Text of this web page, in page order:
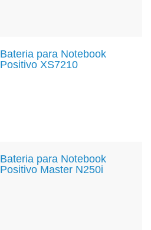
Bateria para Notebook
Positivo XS7210
Bateria para Notebook
Positivo Master N250i